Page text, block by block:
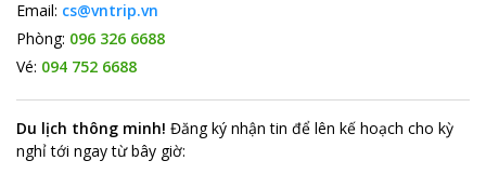
Email: cs@vntrip.vn
Phòng: 096 326 6688
Vé: 094 752 6688
Du lịch thông minh! Đăng ký nhận tin để lên kế hoạch cho kỳ
nghỉ tới ngay từ bây giờ: